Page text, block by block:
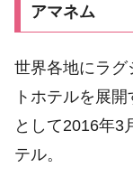
アマネム
世界各地にラグ
トホテルを展
として2016年3
テル。